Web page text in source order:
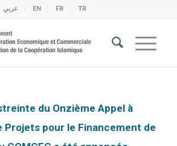
عربي EN FR TR
du Onzième Appel à
Projets pour le Financement de